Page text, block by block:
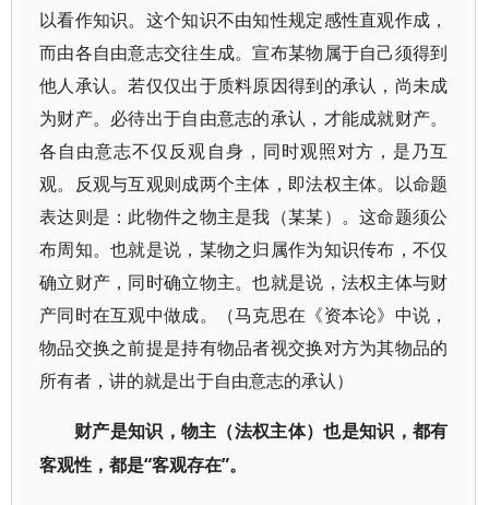
以看作知识。这个知识不由知性规定感性直观作成，
而由各自由意志交往生成。宣布某物属于自己须得到
他人承认。若仅仅出于质料原因得到的承认，尚未成
为财产。必待出于自由意志的承认，才能成就财产。
各自由意志不仅反观自身，同时观照对方，是乃互
观。反观与互观则成两个主体，即法权主体。以命题
表达则是：此物件之物主是我（某某）。这命题须公
布周知。也就是说，某物之归属作为知识传布，不仅
确立财产，同时确立物主。也就是说，法权主体与财
产同时在互观中做成。（马克思在《资本论》中说，
物品交换之前提是持有物品者视交换对方为其物品的
所有者，讲的就是出于自由意志的承认）
财产是知识，物主（法权主体）也是知识，都有
客观性，都是“客观存在”。